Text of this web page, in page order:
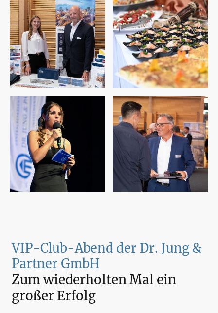
VIP-Club-Abend der Dr. Jung &
Partner GmbH
Zum wiederholten Mal ein
großer Erfolg